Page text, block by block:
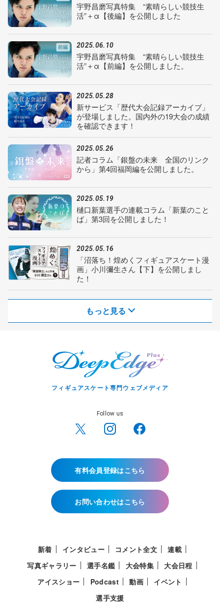
宇野昌磨写真特集 “素晴らしい競技生
活”＋α【後編】を公開しました
2025.06.10
宇野昌磨写真特集 “素晴らしい競技生
活”＋α【前編】を公開しました。
2025.05.28
新サービス「歴代大会記録アーカイブ」
が登場しました。国内外の19大会の成績
を確認できます！
2025.05.26
記者コラム「銀盤の未来 全国のリンク
から」第4回福岡編を公開しました。
2025.05.19
樋口新葉選手の連載コラム「新葉のこと
ば」第3回を公開しました！
2025.05.16
「沼落ち！煌めくフィギュアスケート漫
画」小川彌生さん【下】を公開しまし
た！
もっと見る
フィギュアスケート専門ウェブメディア
Follow us
有料会員登録はこちら
お問い合わせはこちら
新着 インタビュー コメント全文
連載
写真ギャラリー
選手名鑑 大会特集
大会日程
アイスショー
Podcast 動画
イベント
選手支援